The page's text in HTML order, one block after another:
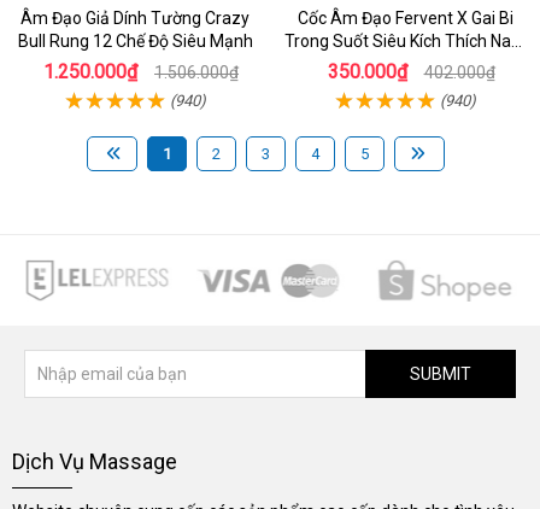
Âm Đạo Giả Dính Tường Crazy
Bull Rung 12 Chế Độ Siêu Mạnh
1.250.000₫ 1.506.000₫
(940)
Cốc Âm Đạo Fervent X Gai Bi
Trong Suốt Siêu Kích Thích Nam
Giới
350.000₫ 402.000₫
(940)
1 2 3 4 5
SUBMIT
Dịch Vụ Massage